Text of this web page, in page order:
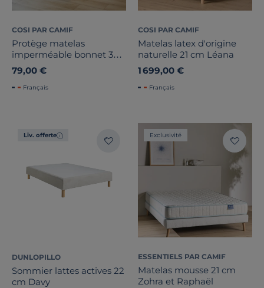
COSI PAR CAMIF
Protège matelas
imperméable bonnet 30
cm Fernand
79,00 €
Français
COSI PAR CAMIF
Matelas latex d'origine
naturelle 21 cm Léana
1 699,00 €
Français
Liv. offerte
DUNLOPILLO
Sommier lattes actives 22
cm Davy
Exclusivité
ESSENTIELS PAR CAMIF
Matelas mousse 21 cm
Zohra et Raphaël